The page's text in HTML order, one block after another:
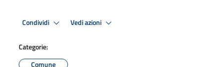
Condividi Vedi azioni
Categorie:
Comune